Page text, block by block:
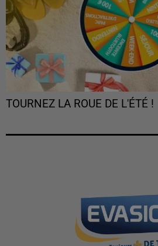
TOURNEZ LA ROUE DE L'ÉTÉ !